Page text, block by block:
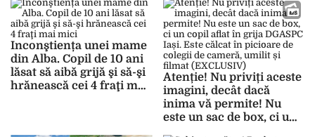
cumplit al bărbatului
Inconştiența unei mame
din Alba. Copil de 10 ani
lăsat să aibă grijă şi să-şi
hrănească cei 4 fraţi mai
Atenție! Nu priviți aceste
imagini, decât dacă
inima vă permite! Nu
este un sac de box, ci un